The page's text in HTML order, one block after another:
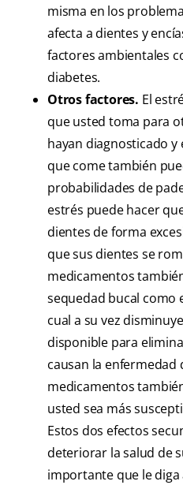
misma en los
afecta a dientes y
factores ambientales
diabetes.
Otros factores. El
que usted toma para
hayan diagnosticado
que come también
probabilidades de
estrés puede hacer
dientes de forma
que sus dientes se
medicamentos
sequedad bucal como
cual a su vez
disponible para
causan la enfermedad
medicamentos
usted sea más
Estos dos efectos
deteriorar la salud de
importante que le